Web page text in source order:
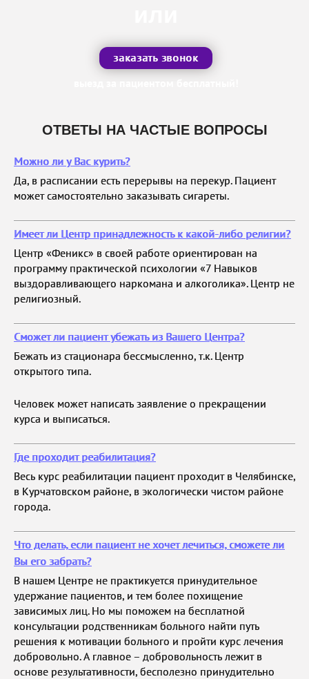
заказать звонок
ОТВЕТЫ НА ЧАСТЫЕ ВОПРОСЫ
Можно ли у Вас курить?
Да, в расписании есть перерывы на перекур. Пациент
может самостоятельно заказывать сигареты.
Имеет ли Центр принадлежность к какой-либо религии?
Центр «Феникс» в своей работе ориентирован на
программу практической психологии «7 Навыков
выздоравливающего наркомана и алкоголика». Центр не
религиозный.
Сможет ли пациент убежать из Вашего Центра?
Бежать из стационара бессмысленно, т.к. Центр
открытого типа.
Человек может написать заявление о прекращении
курса и выписаться.
Где проходит реабилитация?
Весь курс реабилитации пациент проходит в Челябинске,
в Курчатовском районе, в экологически чистом районе
города.
Что делать, если пациент не хочет лечиться, сможете ли
Вы его забрать?
В нашем Центре не практикуется принудительное
удержание пациентов, и тем более похищение
зависимых лиц. Но мы поможем на бесплатной
консультации родственникам больного найти путь
решения к мотивации больного и пройти курс лечения
добровольно. А главное – добровольность лежит в
основе результативности, бесполезно принудительно